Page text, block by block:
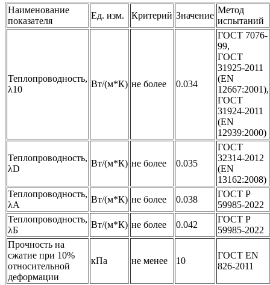
Наименование
показателя
Ед. изм. Критерий Значение
Метод
испытаний
Теплопроводность,
λ10
Вт/(м*К) не более 0.034
ГОСТ 7076-
99,
ГОСТ
31925-2011
(EN
12667:2001),
ГОСТ
31924-2011
(EN
12939:2000)
Теплопроводность,
λD
Вт/(м*К) не более 0.035
ГОСТ
32314-2012
(EN
13162:2008)
Теплопроводность,
λА
Вт/(м*К) не более 0.038
ГОСТ Р
59985-2022
Теплопроводность,
λБ
Вт/(м*К) не более 0.042
ГОСТ Р
59985-2022
Прочность на
сжатие при 10%
относительной
деформации
кПа не менее 10
ГОСТ EN
826-2011